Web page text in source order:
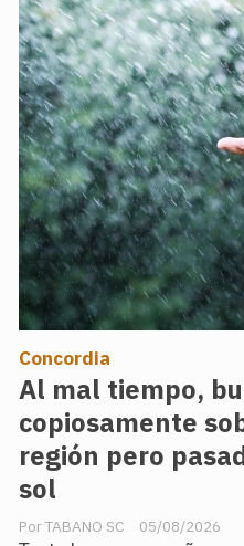
Al mal tiempo,
copiosamente
región pero
sol
TABANO SC
Concordia
05/08/2026